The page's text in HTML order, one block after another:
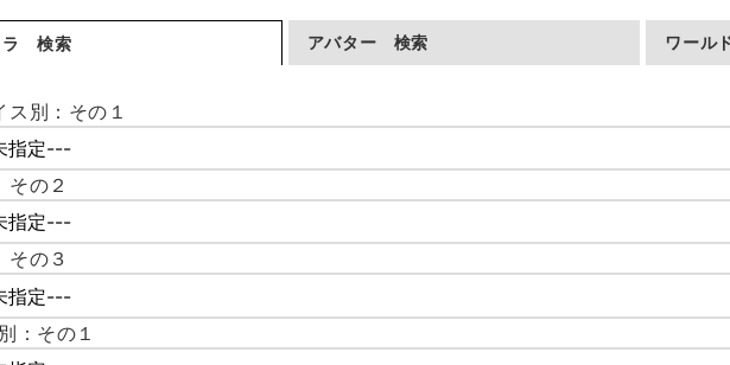
ラ 検索 アバター 検索 ワール
ス別：その１
その２
その３
：その１